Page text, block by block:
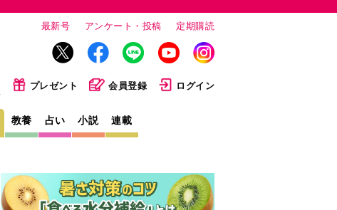
最新号 アンケート・投稿 定期購読
プレゼント 会員登録 ログイン
教養 占い 小説 連載